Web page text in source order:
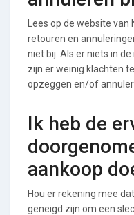
Lees op de website
retouren en
niet bij. Als er niets in
zijn er weinig klachten
opzeggen en/of
Ik heb de
aankoop
Hou er rekening mee
geneigd zijn om een